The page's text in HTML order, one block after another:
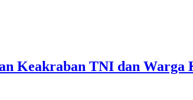
Keakraban TNI dan Warga